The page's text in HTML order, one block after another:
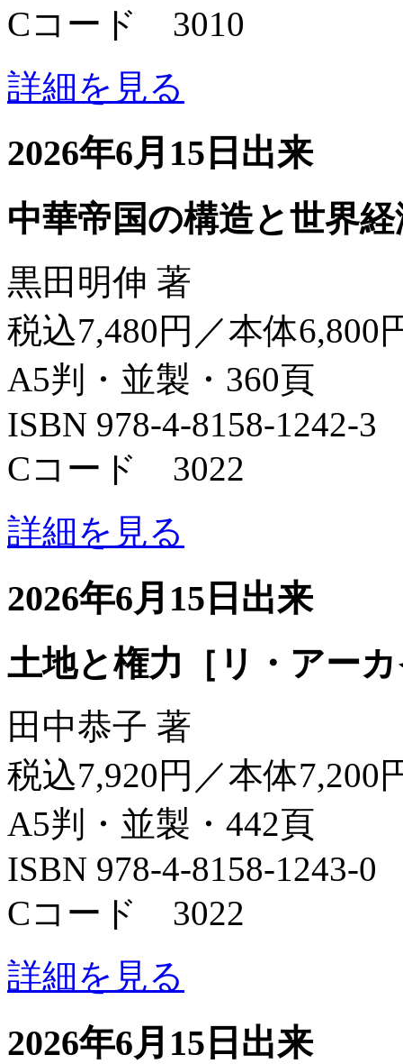
Cコード 3010
詳細を見る
2026年6月15日出来
中華帝国の構造と世界
黒田明伸 著
税込7,480円／本体6,800
A5判・並製・360頁
ISBN 978-4-8158-1242-3
Cコード 3022
詳細を見る
2026年6月15日出来
土地と権力［リ・アー
田中恭子 著
税込7,920円／本体7,200
A5判・並製・442頁
ISBN 978-4-8158-1243-0
Cコード 3022
詳細を見る
2026年6月15日出来